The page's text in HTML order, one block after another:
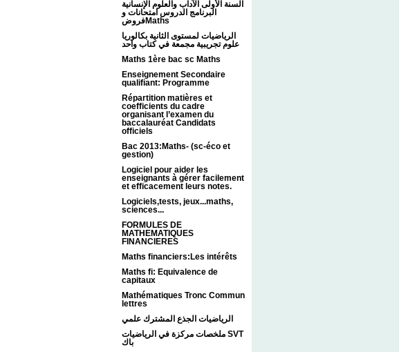
السنة الأولى الآداب والعلوم الإنسانية
البرنامج الدروس امتحانات و
فروضMaths
الرياضيات لمستوى الثانية بكالوريا
علوم تجريبية مجمعة في كتاب واحد
Maths 1ère bac sc Maths
Enseignement Secondaire
qualifiant: Programme
Répartition matières et
coefficients du cadre
organisant l’examen du
baccalauréat Candidats
officiels
Bac 2013:Maths- (sc-éco et
gestion)
Logiciel pour aider les
enseignants à gérer facilement
et efficacement leurs notes.
Logiciels,tests, jeux...maths,
sciences...
FORMULES DE
MATHEMATIQUES
FINANCIERES
Maths financiers:Les intérêts
Maths fi: Equivalence de
capitaux
Mathématiques Tronc Commun
lettres
الرياضيات الجذع المشترك علمي
ملخصات مركزة في الرياضيات SVT
باك